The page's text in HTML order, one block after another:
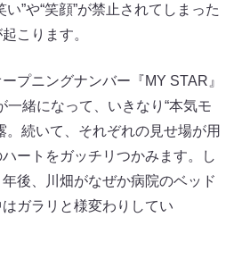
”や“笑顔”が禁止されてしまった
こります。
プニングナンバー『MY STAR』
一緒になって、いきなり“本気モ
。続いて、それぞれの見せ場が用
ートをガッチリつかみます。し
後、川畑がなぜか病院のベッド
ガラリと様変わりしてい